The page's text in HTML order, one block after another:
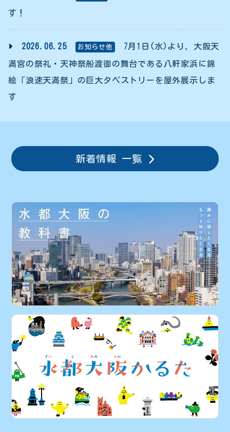
す！
2026.06.25 お知らせ他 7月1日(水)より、大阪天
満宮の祭礼・天神祭船渡御の舞台である八軒家浜に錦
絵「浪速天満祭」の巨大タペストリーを屋外展示しま
す
新着情報 一覧